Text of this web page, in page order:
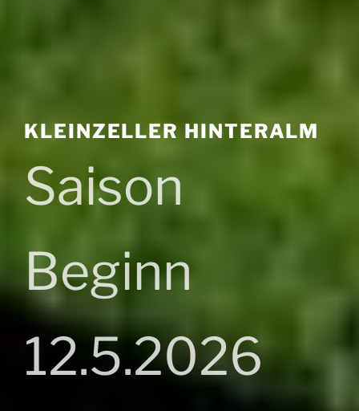
KLEINZELLER HINTERALM
Saison
Beginn
12.5.2026